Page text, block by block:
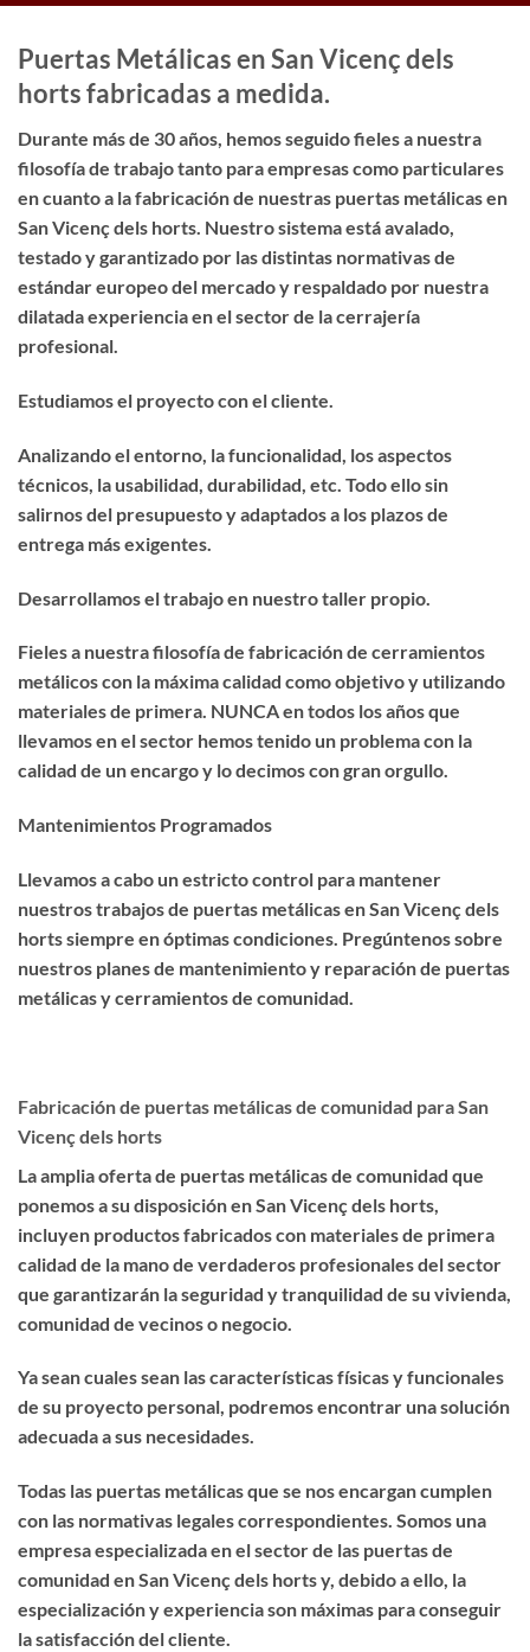
Puertas Metálicas en San Vicenç dels
horts fabricadas a medida.
Durante más de 30 años, hemos seguido fieles a nuestra
filosofía de trabajo tanto para empresas como particulares
en cuanto a la fabricación de nuestras puertas metálicas en
San Vicenç dels horts. Nuestro sistema está avalado,
testado y garantizado por las distintas normativas de
estándar europeo del mercado y respaldado por nuestra
dilatada experiencia en el sector de la cerrajería
profesional.
Estudiamos el proyecto con el cliente.
Analizando el entorno, la funcionalidad, los aspectos
técnicos, la usabilidad, durabilidad, etc. Todo ello sin
salirnos del presupuesto y adaptados a los plazos de
entrega más exigentes.
Desarrollamos el trabajo en nuestro taller propio.
Fieles a nuestra filosofía de fabricación de cerramientos
metálicos con la máxima calidad como objetivo y utilizando
materiales de primera. NUNCA en todos los años que
llevamos en el sector hemos tenido un problema con la
calidad de un encargo y lo decimos con gran orgullo.
Mantenimientos Programados
Llevamos a cabo un estricto control para mantener
nuestros trabajos de puertas metálicas en San Vicenç dels
horts siempre en óptimas condiciones. Pregúntenos sobre
nuestros planes de mantenimiento y reparación de puertas
metálicas y cerramientos de comunidad.
Fabricación de puertas metálicas de comunidad para San
Vicenç dels horts
La amplia oferta de puertas metálicas de comunidad que
ponemos a su disposición en San Vicenç dels horts,
incluyen productos fabricados con materiales de primera
calidad de la mano de verdaderos profesionales del sector
que garantizarán la seguridad y tranquilidad de su vivienda,
comunidad de vecinos o negocio.
Ya sean cuales sean las características físicas y funcionales
de su proyecto personal, podremos encontrar una solución
adecuada a sus necesidades.
Todas las puertas metálicas que se nos encargan cumplen
con las normativas legales correspondientes. Somos una
empresa especializada en el sector de las puertas de
comunidad en San Vicenç dels horts y, debido a ello, la
especialización y experiencia son máximas para conseguir
la satisfacción del cliente.